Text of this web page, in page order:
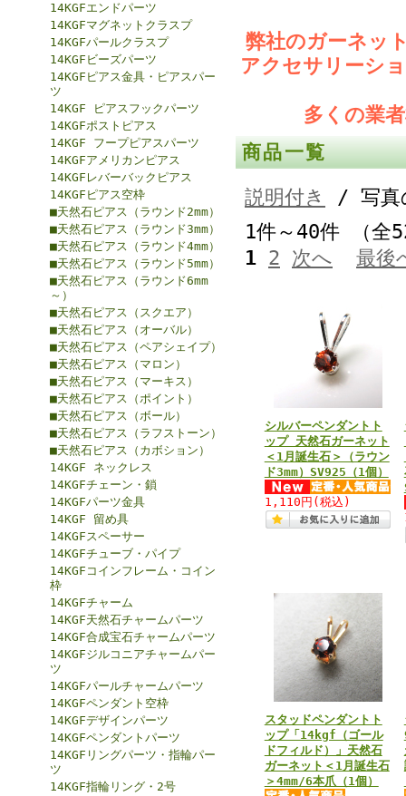
14KGFエンドパーツ
14KGFマグネットクラスプ
14KGFパールクラスプ
14KGFビーズパーツ
14KGFピアス金具・ピアスパー
ツ
14KGF ピアスフックパーツ
14KGFポストピアス
14KGF フープピアスパーツ
14KGFアメリカンピアス
14KGFレバーバックピアス
14KGFピアス空枠
■天然石ピアス（ラウンド2mm）
■天然石ピアス（ラウンド3mm）
■天然石ピアス（ラウンド4mm）
■天然石ピアス（ラウンド5mm）
■天然石ピアス（ラウンド6mm
～）
■天然石ピアス（スクエア）
■天然石ピアス（オーバル）
■天然石ピアス（ペアシェイプ）
■天然石ピアス（マロン）
■天然石ピアス（マーキス）
■天然石ピアス（ポイント）
■天然石ピアス（ボール）
■天然石ピアス（ラフストーン）
■天然石ピアス（カボション）
14KGF ネックレス
14KGFチェーン・鎖
14KGFパーツ金具
14KGF 留め具
14KGFスペーサー
14KGFチューブ・パイプ
14KGFコインフレーム・コイン
枠
14KGFチャーム
14KGF天然石チャームパーツ
14KGF合成宝石チャームパーツ
14KGFジルコニアチャームパー
ツ
14KGFパールチャームパーツ
14KGFペンダント空枠
14KGFデザインパーツ
14KGFペンダントパーツ
14KGFリングパーツ・指輪パー
ツ
14KGF指輪リング・2号
弊社のガーネッ
アクセサリーシ
多くの業
商品一覧
説明付き
/ 写真
1件～40件 （
1 2 次へ 最後
シルバーペンダントト
ップ 天然石ガーネット
＜1月誕生石＞（ラウン
ド3mm）SV925（1個）
1,110円 (税込)
スタッドペンダントト
ップ「14kgf（ゴール
ドフィルド）」天然石
ガーネット＜1月誕生石
＞4mm/6本爪（1個）